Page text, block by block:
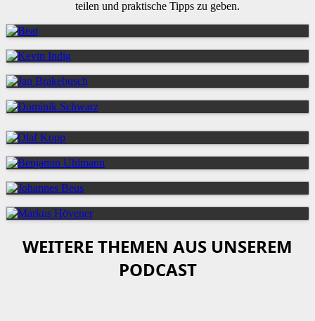
teilen und praktische Tipps zu geben.
WEITERE THEMEN AUS UNSEREM
PODCAST